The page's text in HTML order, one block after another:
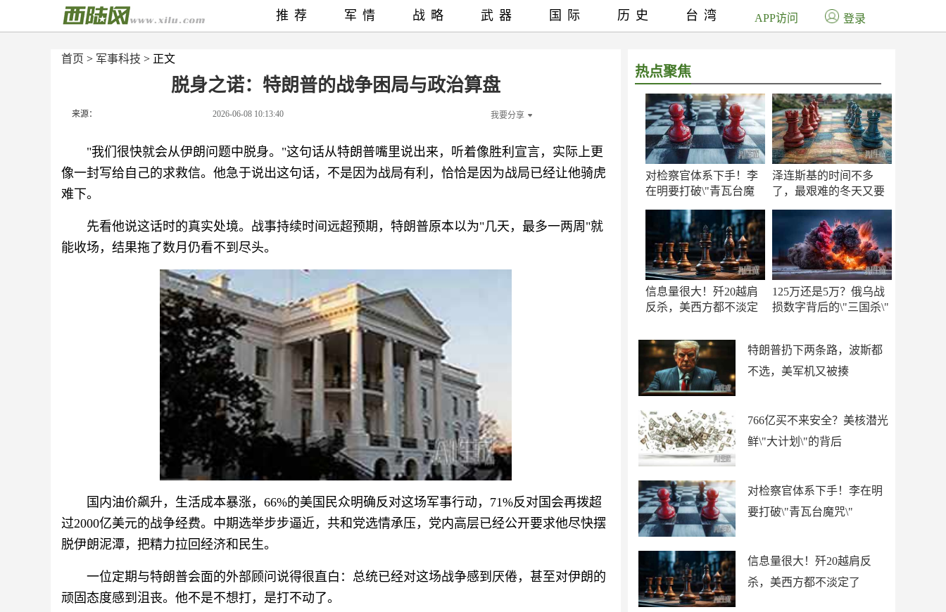
首页 > 军事科技 > 正文
脱身之诺：特朗普的战争困局与政治算盘
来源： 2026-06-08 10:13:40 我要分享
"我们很快就会从伊朗问题中脱身。"这句话从特朗普嘴里说出来，听着像胜利宣言，实际上更
像一封写给自己的求救信。他急于说出这句话，不是因为战局有利，恰恰是因为战局已经让他骑虎
难下。
先看他说这话时的真实处境。战事持续时间远超预期，特朗普原本以为"几天，最多一两周"就
能收场，结果拖了数月仍看不到尽头。
国内油价飙升，生活成本暴涨，66%的美国民众明确反对这场军事行动，71%反对国会再拨超
过2000亿美元的战争经费。中期选举步步逼近，共和党选情承压，党内高层已经公开要求他尽快摆
脱伊朗泥潭，把精力拉回经济和民生。
一位定期与特朗普会面的外部顾问说得很直白：总统已经对这场战争感到厌倦，甚至对伊朗的
顽固态度感到沮丧。他不是不想打，是打不动了。
热点聚焦
对检察官体系下手！李
在明要打破\"青瓦台魔
泽连斯基的时间不多
了，最艰难的冬天又要
信息量很大！歼20越肩
反杀，美西方都不淡定
125万还是5万？俄乌战
损数字背后的\"三国杀\"
特朗普扔下两条路，波斯都
不选，美军机又被揍
766亿买不来安全？美核潜光
鲜\"大计划\"的背后
对检察官体系下手！李在明
要打破\"青瓦台魔咒\"
信息量很大！歼20越肩反
杀，美西方都不淡定了
推荐 军情 战略 武器 国际 历史 台湾 APP访问 登录